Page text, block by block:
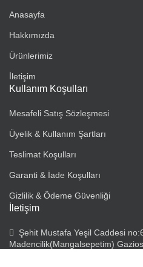
Anasayfa
Hakkımızda
Ürünlerimiz
İletişim
Kullanım Koşulları
Mesafeli Satış Sözleşmesi
Üyelik & Kullanım Şartları
Teslimat Koşulları
Garanti & İade Koşulları
Gizlilik & Ödeme Güvenliği
İletişim
Şehit Mustafa Yeşil Caddesi
Madencilik(Mangalsepetim)